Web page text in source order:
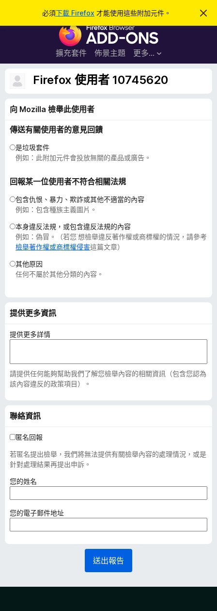
必須下載 Firefox 才能使用這些附加元件。
忽
此
F
r
e
f
加
件
擴充套件 佈景主題 更多…
登入
Firefox 使用者 10745620
向 Mozilla 檢舉此使用者
傳送有關使用者的意見回饋
是垃圾套件
例如：此附加元件會投放無關的產品或廣告。
回報某一位使用者不符合相關法規
包含仇恨、暴力、欺詐或其他不適當的內容
例如：包含種族主義圖片。
本身違反法規，或包含違反法規的內容
例如：偽冒。（若您˙想檢舉違反著作權或商標權的情況，請參考
檢舉著作權或商標權侵害這篇文章）
其他原因
任何不屬於其他分類的內容。
提供更多資訊
提供更多詳情
請提供任何能夠幫助我們了解您檢舉內容的相關資訊（包含您認為
該內容違反的政策項目）。
聯絡資訊
匿名回報
若匿名提出檢舉，我們將無法提供有關檢舉內容的處理情況，或是
針對處理結果再提出申訴。
您的姓名
填
）
您的電子郵件地址（
填
送出報告